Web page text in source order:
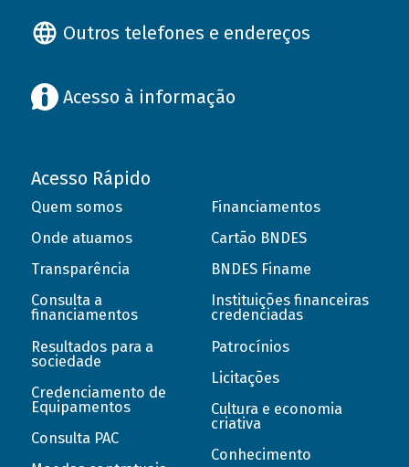
Outros telefones e endereços
Acesso à informação
Acesso Rápido
Quem somos
Onde atuamos
Transparência
Consulta a
financiamentos
Resultados para a
sociedade
Credenciamento de
Equipamentos
Consulta PAC
Financiamentos
Cartão BNDES
BNDES Finame
Instituições financeiras
credenciadas
Patrocínios
Licitações
Cultura e economia
criativa
Conhecimento